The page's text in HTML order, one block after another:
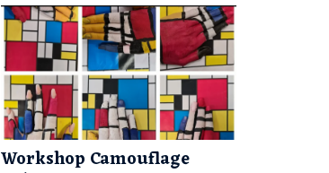
Workshop Camouflage